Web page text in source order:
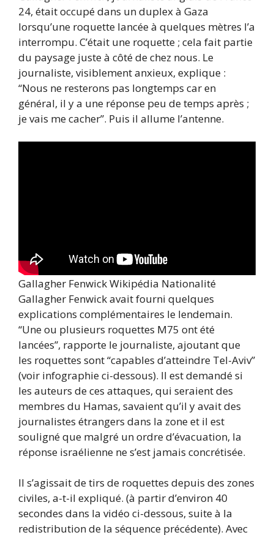
24, était occupé dans un duplex à Gaza
lorsqu’une roquette lancée à quelques mètres l’a
interrompu. C’était une roquette ; cela fait partie
du paysage juste à côté de chez nous. Le
journaliste, visiblement anxieux, explique :
“Nous ne resterons pas longtemps car en
général, il y a une réponse peu de temps après ;
je vais me cacher”. Puis il allume l’antenne.
Gallagher Fenwick Wikipédia Nationalité
Gallagher Fenwick avait fourni quelques
explications complémentaires le lendemain.
“Une ou plusieurs roquettes M75 ont été
lancées”, rapporte le journaliste, ajoutant que
les roquettes sont “capables d’atteindre Tel-Aviv”
(voir infographie ci-dessous). Il est demandé si
les auteurs de ces attaques, qui seraient des
membres du Hamas, savaient qu’il y avait des
journalistes étrangers dans la zone et il est
souligné que malgré un ordre d’évacuation, la
réponse israélienne ne s’est jamais concrétisée.
Il s’agissait de tirs de roquettes depuis des zones
civiles, a-t-il expliqué. (à partir d’environ 40
secondes dans la vidéo ci-dessous, suite à la
redistribution de la séquence précédente). Avec